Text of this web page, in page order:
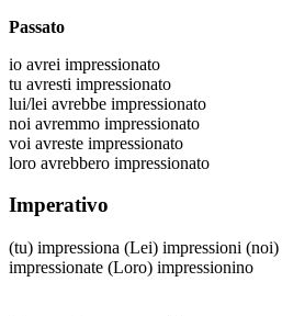
Passato
io avrei impressionato
tu avresti impressionato
lui/lei avrebbe impressionato
noi avremmo impressionato
voi avreste impressionato
loro avrebbero impressionato
Imperativo
(tu) impressiona (Lei) impressioni (noi)
impressionate (Loro) impressionino